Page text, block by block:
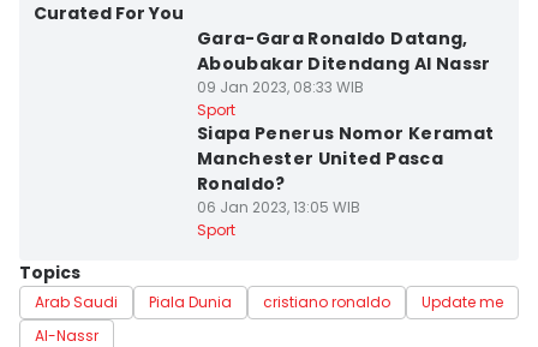
Curated For You
Gara-Gara Ronaldo Datang,
Aboubakar Ditendang Al Nassr
09 Jan 2023, 08:33 WIB
Sport
Siapa Penerus Nomor Keramat
Manchester United Pasca
Ronaldo?
06 Jan 2023, 13:05 WIB
Sport
Topics
Arab Saudi Piala Dunia cristiano ronaldo
Update me
Al-Nassr